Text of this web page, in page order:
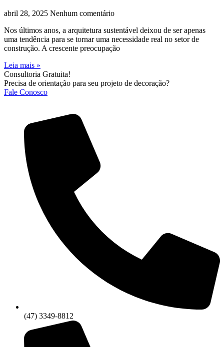
abril 28, 2025 Nenhum comentário
Nos últimos anos, a arquitetura sustentável deixou de ser apenas
uma tendência para se tornar uma necessidade real no setor de
construção. A crescente preocupação
Leia mais »
Consultoria Gratuita!
Precisa de orientação para seu projeto de decoração?
Fale Conosco
(47) 3349-8812